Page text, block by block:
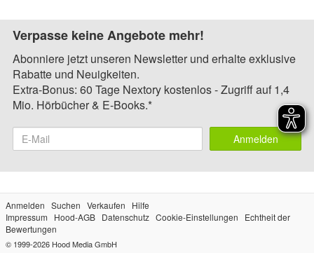
Verpasse keine Angebote mehr!
Abonniere jetzt unseren Newsletter und erhalte exklusive
Rabatte und Neuigkeiten.
Extra-Bonus: 60 Tage Nextory kostenlos - Zugriff auf 1,4
Mio. Hörbücher & E-Books.*
Anmelden
Anmelden Suchen Verkaufen
Hilfe
Impressum
Hood-AGB Datenschutz Cookie-Einstellungen
Echtheit der
Bewertungen
© 1999-2026 Hood Media GmbH